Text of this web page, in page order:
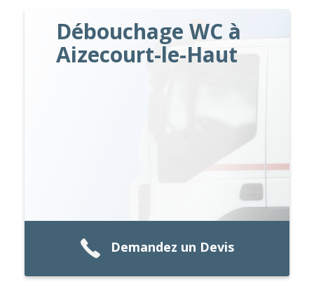
Débouchage WC à
Aizecourt-le-Haut
Demandez un Devis